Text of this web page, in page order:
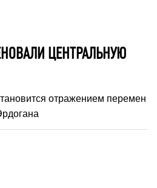
ЦЕНТРАЛЬНУЮ
отражением перемен